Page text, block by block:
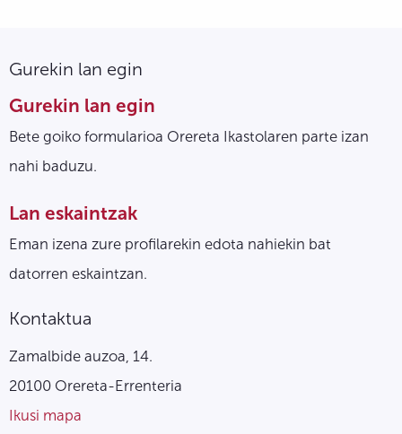
Gurekin lan egin
Gurekin lan egin
Bete goiko formularioa Orereta Ikastolaren parte izan
nahi baduzu.
Lan eskaintzak
Eman izena zure profilarekin edota nahiekin bat
datorren eskaintzan.
Kontaktua
Zamalbide auzoa, 14.
20100 Orereta-Errenteria
Ikusi mapa